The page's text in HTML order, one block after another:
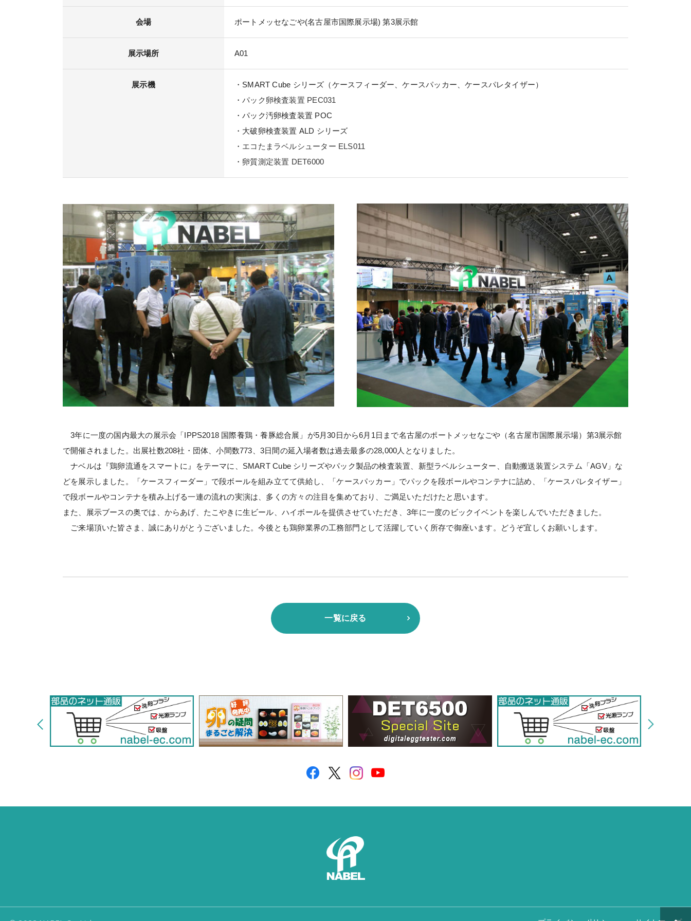
会場 ポートメッセなごや(名古屋市国際展示場) 第3展示館
展示場所 A01
展示機
・SMART Cube シリーズ（ケースフィーダー、ケースパッカー、ケースパレタイザー）
・パック卵検査装置 PEC031
・パック汚卵検査装置 POC
・大破卵検査装置 ALD シリーズ
・ エコたまラベルシューター ELS011
・ 卵質測定装置 DET6000
3年に一度の国内最大の展示会「IPPS2018 国際養鶏・養豚総合展」が5月30日から6月1日まで名古屋のポートメッセなごや（名古屋市国際展示場）第3展示館
で開催されました。出展社数208社・団体、小間数773、3日間の延入場者数は過去最多の28,000人となりました。
ナベルは『鶏卵流通をスマートに』をテーマに、SMART Cube シリーズやパック製品の検査装置、新型ラベルシューター、自動搬送装置システム「AGV」な
どを展示しました。「ケースフィーダー」で段ボールを組み立てて供給し、「ケースパッカー」でパックを段ボールやコンテナに詰め、「ケースパレタイザー」
で段ボールやコンテナを積み上げる一連の流れの実演は、多くの方々の注目を集めており、ご満足いただけたと思います。
また、展示ブースの奥では、からあげ、たこやきに生ビール、ハイボールを提供させていただき、3年に一度のビックイベントを楽しんでいただきました。
ご来場頂いた皆さま、誠にありがとうございました。今後とも鶏卵業界の工務部門として活躍していく所存で御座います。どうぞ宜しくお願いします。
一覧に戻る